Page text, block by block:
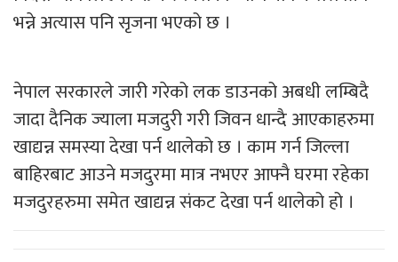
भन्ने अत्यास पनि सृजना भएको छ ।
नेपाल सरकारले जारी गरेको लक डाउनको अबधी लम्बिदै
जादा दैनिक ज्याला मजदुरी गरी जिवन धान्दै आएकाहरुमा
खाद्यन्न समस्या देखा पर्न थालेको छ । काम गर्न जिल्ला
बाहिरबाट आउने मजदुरमा मात्र नभएर आफ्नै घरमा रहेका
मजदुरहरुमा समेत खाद्यन्न संकट देखा पर्न थालेको हो ।